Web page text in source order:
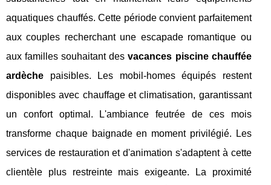
aquatiques chauffés. Cette période convient parfaitement
aux couples recherchant une escapade romantique ou
aux familles souhaitant desvacances piscine chauffée
ardèche paisibles. Les mobil-homes équipés restent
disponibles avec chauffage et climatisation, garantissant
un confort optimal. L'ambiance feutrée de ces mois
transforme chaque baignade en moment privilégié. Les
services de restauration et d'animation s'adaptent à cette
clientèle plus restreinte mais exigeante. La proximité